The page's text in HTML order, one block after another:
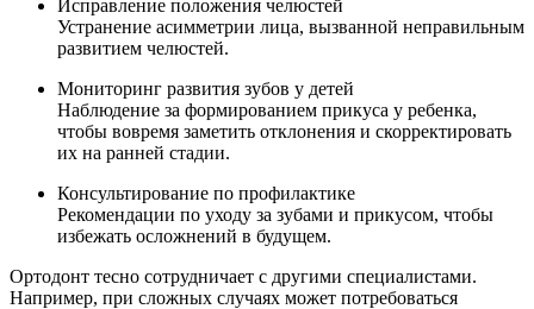
Исправление положения челюстей
Устранение асимметрии лица, вызванной неправильным
развитием челюстей.
Мониторинг развития зубов у детей
Наблюдение за формированием прикуса у ребенка,
чтобы вовремя заметить отклонения и скорректировать
их на ранней стадии.
Консультирование по профилактике
Рекомендации по уходу за зубами и прикусом, чтобы
избежать осложнений в будущем.
Ортодонт тесно сотрудничает с другими специалистами.
Например, при сложных случаях может потребоваться